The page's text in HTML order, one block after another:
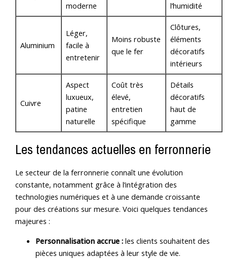
moderne
l’humidité
Aluminium
Léger,
facile à
entretenir
Moins robuste
que le fer
Clôtures,
éléments
décoratifs
intérieurs
Cuivre
Aspect
luxueux,
patine
naturelle
Coût très
élevé,
entretien
spécifique
Détails
décoratifs
haut de
gamme
Les tendances actuelles en ferronnerie
Le secteur de la ferronnerie connaît une évolution
constante, notamment grâce à l’intégration des
technologies numériques et à une demande croissante
pour des créations sur mesure. Voici quelques tendances
majeures :
Personnalisation accrue : les clients souhaitent des
pièces uniques adaptées à leur style de vie.